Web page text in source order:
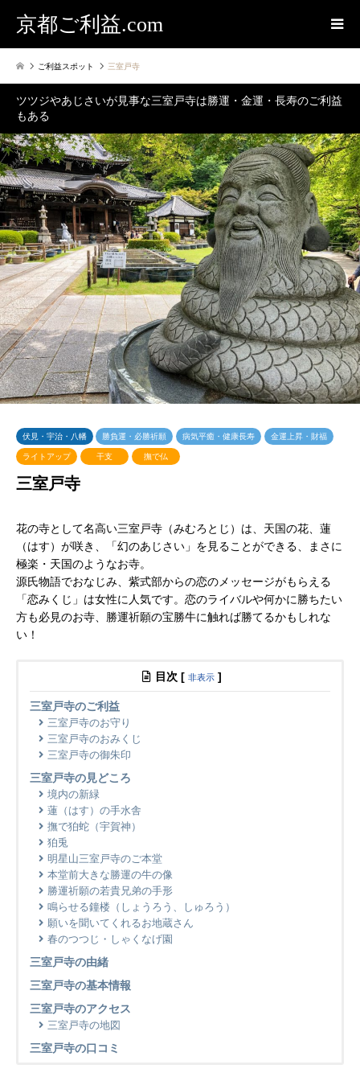
京都ご利益.com
ご利益スポット 三室戸寺
ツツジやあじさいが見事な三室戸寺は勝運・金運・長寿のご利益
もある
伏見・宇治・八幡 勝負運・必勝祈願 病気平癒・健康長寿 金運上昇・財福
ライトアップ 干支 撫で仏
三室戸寺
花の寺として名高い三室戸寺（みむろとじ）は、天国の花、蓮
（はす）が咲き、「幻のあじさい」を見ることができる、まさに
極楽・天国のようなお寺。
源氏物語でおなじみ、紫式部からの恋のメッセージがもらえる
「恋みくじ」は女性に人気です。恋のライバルや何かに勝ちたい
方も必見のお寺、勝運祈願の宝勝牛に触れば勝てるかもしれな
い！
目次 [ 非表示 ]
三室戸寺のご利益
三室戸寺のお守り
三室戸寺のおみくじ
三室戸寺の御朱印
三室戸寺の見どころ
境内の新緑
蓮（はす）の手水舎
撫で狛蛇（宇賀神）
狛兎
明星山三室戸寺のご本堂
本堂前大きな勝運の牛の像
勝運祈願の若貴兄弟の手形
鳴らせる鐘楼（しょうろう、しゅろう）
願いを聞いてくれるお地蔵さん
春のつつじ・しゃくなげ園
三室戸寺の由緒
三室戸寺の基本情報
三室戸寺のアクセス
三室戸寺の地図
三室戸寺の口コミ